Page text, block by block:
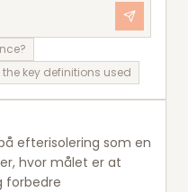
the key definitions used
efterisolering som en
hvor målet er at
forbedre